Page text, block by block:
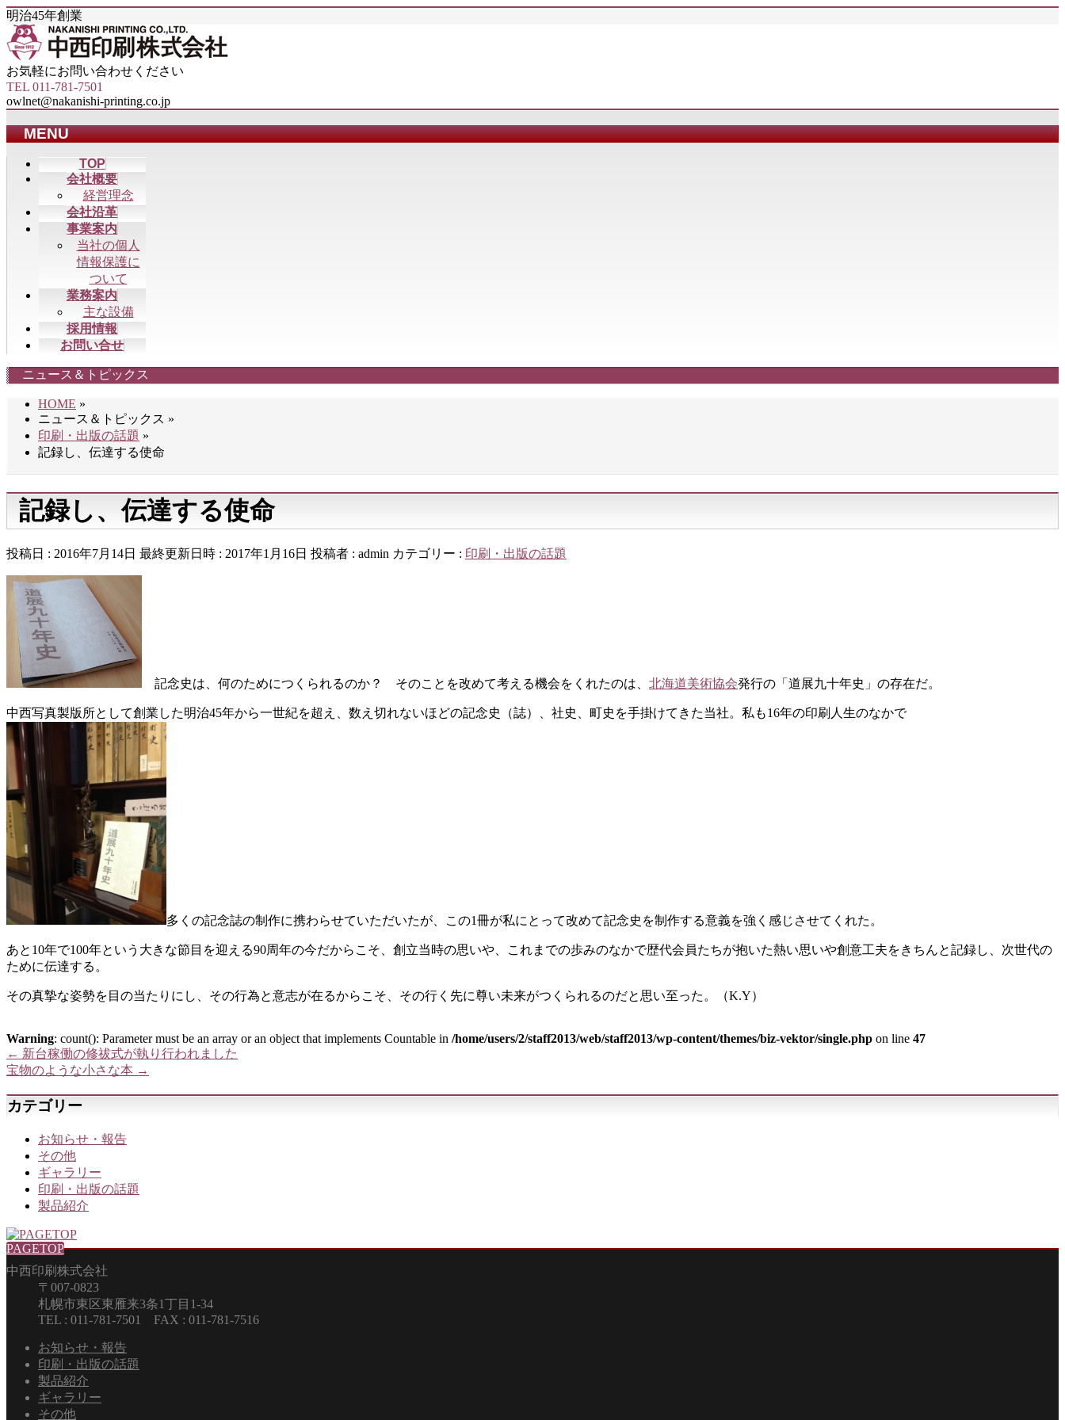
明治45年創業
お気軽にお問い合わせください
TEL 011-781-7501
owlnet@nakanishi-printing.co.jp
MENU
TOP
会社概要
経営理念
会社沿革
事業案内
当社の個人
情報保護に
ついて
業務案内
主な設備
採用情報
お問い合せ
ニュース＆トピックス
HOME »
ニュース＆トピックス »
印刷・出版の話題 »
記録し、伝達する使命
記録し、伝達する使命
投稿日 : 2016年7月14日 最終更新日時 : 2017年1月16日 投稿者 : admin カテゴリー : 印刷・出版の話題
記念史は、何のためにつくられるのか？ そのことを改めて考える機会をくれたのは、 北海道美術協会発行の「道展九十年史」の存在だ。
中西写真製版所として創業した明治45年から一世紀を超え、数え切れないほどの記念史（誌）、社史、町史を手掛けてきた当社。私も16年の印刷人生のなかで
多くの記念誌の制作に携わらせていただいたが、この1冊が私にとって改めて記念史を制作する意義を強く感じさせてくれた。
あと10年で100年という大きな節目を迎える90周年の今だからこそ、創立当時の思いや、これまでの歩みのなかで歴代会員たちが抱いた熱い思いや創意工夫をきちんと記録し、次世代の
ために伝達する。
その真摯な姿勢を目の当たりにし、その行為と意志が在るからこそ、その行く先に尊い未来がつくられるのだと思い至った。（K.Y）
Warning: count(): Parameter must be an array or an object that implements Countable in /home/users/2/staff2013/web/staff2013/wp-content/themes/biz-vektor/single.php on line 47
← 新台稼働の修祓式が執り行われました
宝物のような小さな本 →
カテゴリー
お知らせ・報告
その他
ギャラリー
印刷・出版の話題
製品紹介
PAGETOP
中西印刷株式会社
〒007-0823
札幌市東区東雁来3条1丁目1-34
TEL : 011-781-7501 FAX : 011-781-7516
お知らせ・報告
印刷・出版の話題
製品紹介
ギャラリー
その他